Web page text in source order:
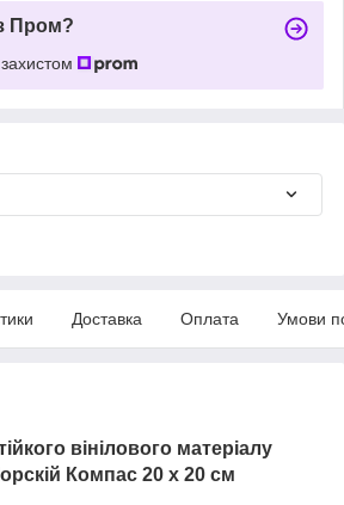
Пром?
Доставка Оплата Умови
вінілового матеріалу
Компас 20 х 20 см